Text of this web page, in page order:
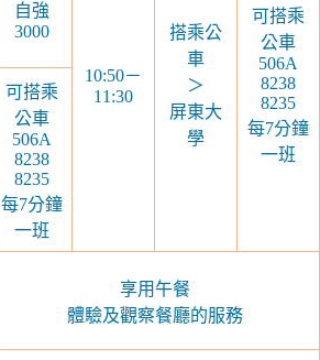
自強
3000
10:50－
11:30
搭乘公
車
＞
屏東大
學
可搭乘
公車
506A
8238
8235
每7分鐘
一班
可搭乘
公車
506A
8238
8235
每7分鐘
一班
享用午餐
體驗及觀察餐廳的服務